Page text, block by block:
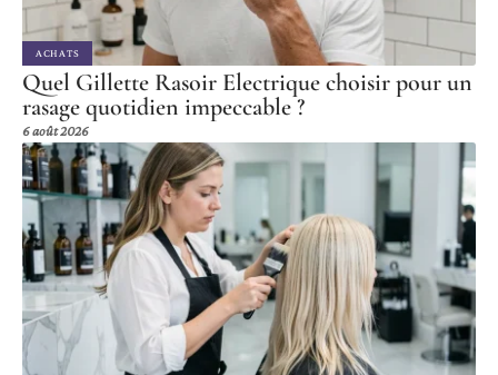
ACHATS
Quel Gillette Rasoir Electrique choisir pour un
rasage quotidien impeccable ?
6 août 2026